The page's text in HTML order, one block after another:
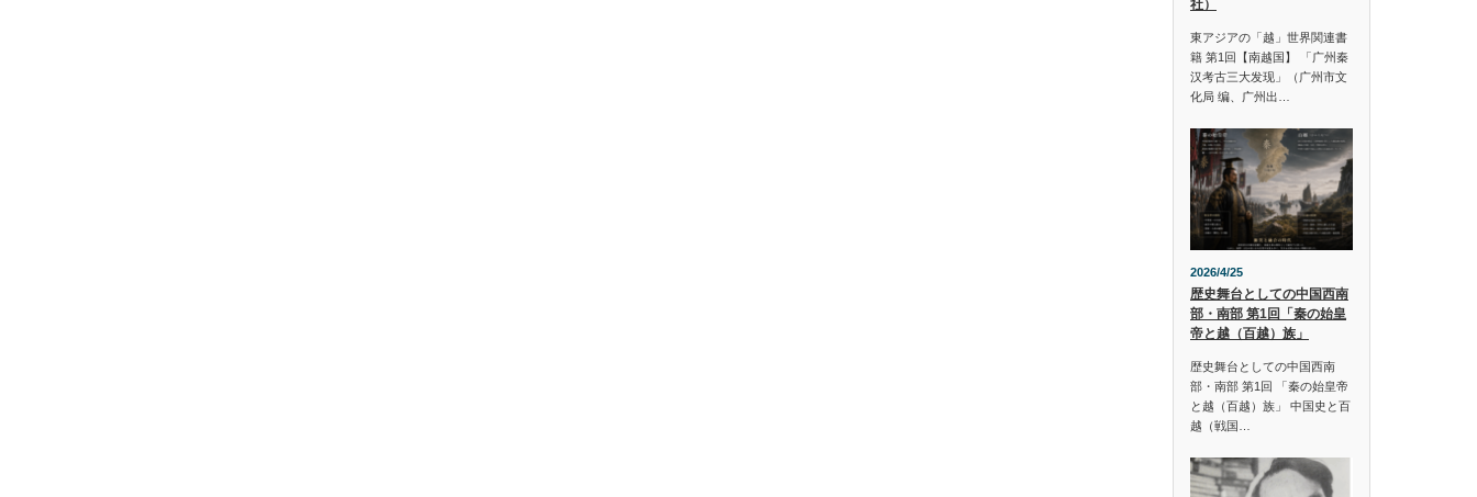
社）
東アジアの「越」世界関連書
籍 第1回【南越国】 「广州秦
汉考古三大发现」（广州市文
化局 编、广州出…
2026/4/25
歴史舞台としての中国西南
部・南部 第1回「秦の始皇
帝と越（百越）族」
歴史舞台としての中国西南
部・南部 第1回 「秦の始皇帝
と越（百越）族」 中国史と百
越（戦国…